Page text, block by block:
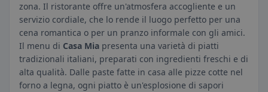
zona. Il ristorante offre un'atmosfera accogliente e un
servizio cordiale, che lo rende il luogo perfetto per una
cena romantica o per un pranzo informale con gli amici.
Il menu di Casa Mia presenta una varietà di piatti
tradizionali italiani, preparati con ingredienti freschi e di
alta qualità. Dalle paste fatte in casa alle pizze cotte nel
forno a legna, ogni piatto è un'esplosione di sapori